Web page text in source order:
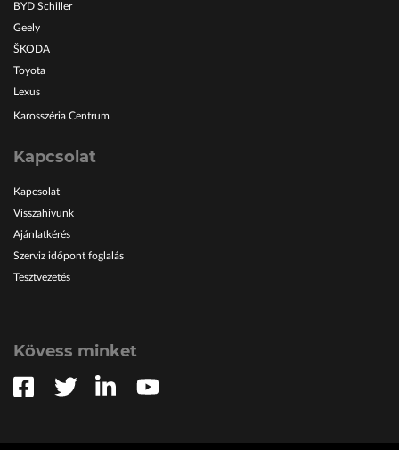
BYD Schiller
Geely
ŠKODA
Toyota
Lexus
Karosszéria Centrum
Kapcsolat
Kapcsolat
Visszahívunk
Ajánlatkérés
Szerviz időpont foglalás
Tesztvezetés
Kövess minket